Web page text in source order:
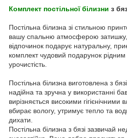
Комплект постільної білизни з
Постільна білизна зі стильною
вашу спальню атмосферою
відпочинок подарує натуральну,
комплект чудовий подарунок
урочистість.
Постільна білизна виготовлена з
надійна та зручна у використанні
вирізняється високими
вбирає вологу, утримує тепло та
дихати.
Постільна білизна з бязі зазвичай